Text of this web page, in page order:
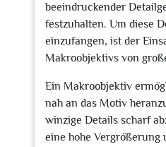
beeindruckender
festzuhalten. Um diese
einzufangen, ist der
Makroobjektivs von
Ein Makroobjektiv
nah an das Motiv
winzige Details scharf
eine hohe Vergrößerung